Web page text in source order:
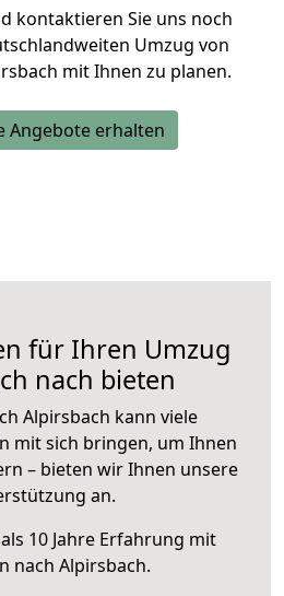
kontaktieren Sie uns noch
Umzug von
mit Ihnen zu planen.
Angebote erhalten
für Ihren Umzug
nach bieten
Alpirsbach kann viele
mit sich bringen, um Ihnen
– bieten wir Ihnen unsere
an.
10 Jahre Erfahrung mit
nach Alpirsbach.